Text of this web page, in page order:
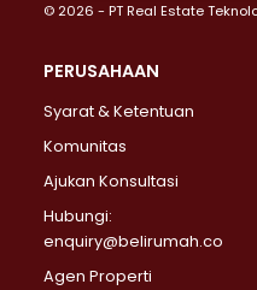
Properti Dijual di
Properti Dijual di Lebak Bulus
Properti Dijual di Gandaria
Properti Dijual di Pondok
Properti Dijual di Lenteng
Properti Dijual di Senayan >
Properti Dijual di Pondok
© 2026 - PT Real Estate
PERUSAHAAN
Syarat & Ketentuan
Komunitas
Ajukan Konsultasi
Hubungi:
enquiry@belirumah.co
Agen Properti